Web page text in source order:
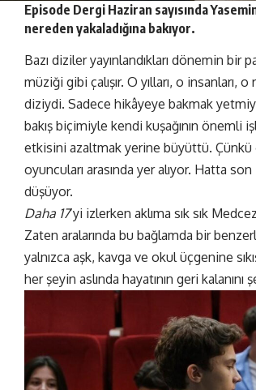
Episode Dergi Haziran sayısında
nereden yakaladığına bakıyor.
Bazı diziler yayınlandıkları dönemin bir
müziği gibi çalışır. O yılları, o insanları,
diziydi. Sadece hikâyeye bakmak
bakış biçimiyle kendi kuşağının önemli
etkisini azaltmak yerine büyüttü.
oyuncuları arasında yer alıyor. Hatta
düşüyor.
Daha 17’yi izlerken aklıma sık sık
Zaten aralarında bu bağlamda bir
yalnızca aşk, kavga ve okul üçgenine
her şeyin aslında hayatının geri